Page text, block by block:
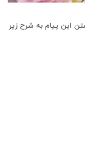
این پیام به شرح زیر